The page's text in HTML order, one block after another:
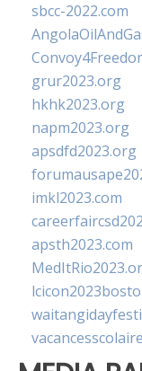
sbcc-2022.com
grur2023.org
hkhk2023.org
napm2023.org
apsdfd2023.org
imkl2023.com
apsth2023.com